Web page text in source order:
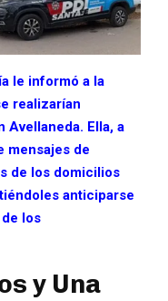
le informó a la
realizarían
Ella, a
mensajes de
de los domicilios
anticiparse
los
y Una